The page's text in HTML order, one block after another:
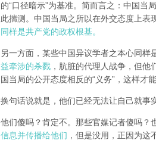
的“口径暗示”为基准。简而言之：中国当
此揣测。中国当局之所以在外交态度上表
同样是共产党的政权根基。
另一方面，某些中国异议学者之本心同样
益牵涉的杀戮 ，肮脏的代理人战争，但他
国当局的公开态度相反的“义务”，这样才
换句话说就是，他们已经无法让自己就事
他们傻吗？肯定不。那些官媒记者傻吗？
信息并传播给他们 ，但是没用，正因为